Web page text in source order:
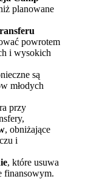
planowane
powrotem
i wysokich
są
młodych
przy
, obniżające
i
, które usuwa
finansowym.